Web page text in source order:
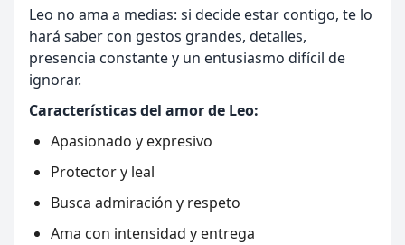
Leo no ama a medias: si decide estar contigo, te lo
hará saber con gestos grandes, detalles,
presencia constante y un entusiasmo difícil de
ignorar.
Características del amor de Leo:
Apasionado y expresivo
Protector y leal
Busca admiración y respeto
Ama con intensidad y entrega